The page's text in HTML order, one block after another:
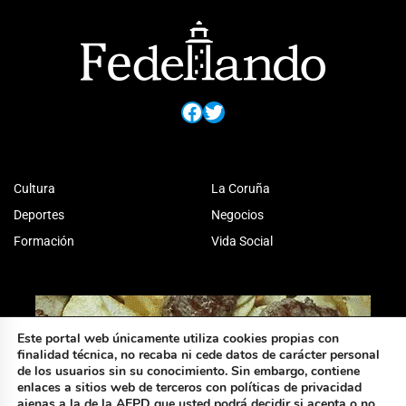
Facebook
Twitter
Cultura
Deportes
Formación
La Coruña
Negocios
Vida Social
Este portal web únicamente utiliza cookies propias con
finalidad técnica, no recaba ni cede datos de carácter personal
de los usuarios sin su conocimiento. Sin embargo, contiene
enlaces a sitios web de terceros con políticas de privacidad